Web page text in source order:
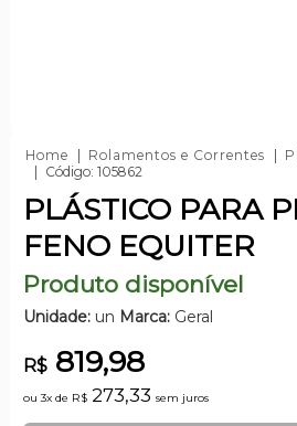
Home Rolamentos e Correntes
Código: 105862
PLÁSTICO PARA
FENO EQUITER
Produto disponível
Unidade:un Marca:Geral
R$819,98
ou 3x de R$273,33 sem juros